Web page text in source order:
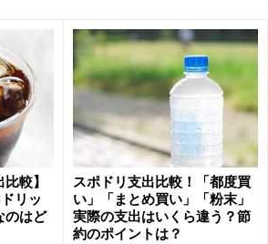
わりに欧米の企業が上位を占めてい
く変わるものなんです。
見極めよ
がもっと力をつけていくんじゃない
なんでかっていうと、中国は中国共
制で政策実行の動きがめっちゃ早
較】
リッ
のはど
スポドリ支出比較！「都度買
い」「まとめ買い」「粉末」
実際の支出はいくら違う？節
約のポイントは？